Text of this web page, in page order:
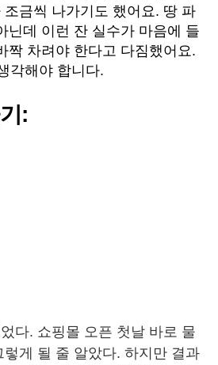
금씩 나가기도 했어요. 땅 파
닌데 이런 잔 실수가 마음에 들
짝 차려야 한다고 다짐했어요.
각해야 합니다.
:
다. 쇼핑몰 오픈 첫날 바로 물
렇게 될 줄 알았다. 하지만 결과